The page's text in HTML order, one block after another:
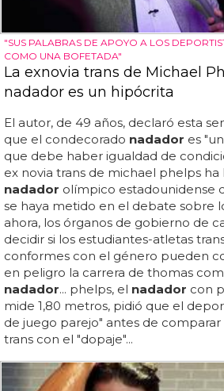
"SUS PALABRAS DE APOYO A LOS
COMO UNA BOFETADA"
La exnovia trans de Michael
nadador es un hipócrita
El autor, de 49 años, declaró esta
que el condecorado nadador es
que debe haber igualdad de
ex novia trans de michael phelps
nadador olímpico estadounidense
se haya metido en el debate sobre
ahora, los órganos de gobierno de
decidir si los estudiantes-atletas
conformes con el género pueden
en peligro la carrera de thomas
nadador... phelps, el nadador con
mide 1,80 metros, pidió que el
de juego parejo" antes de
trans con el "dopaje"...